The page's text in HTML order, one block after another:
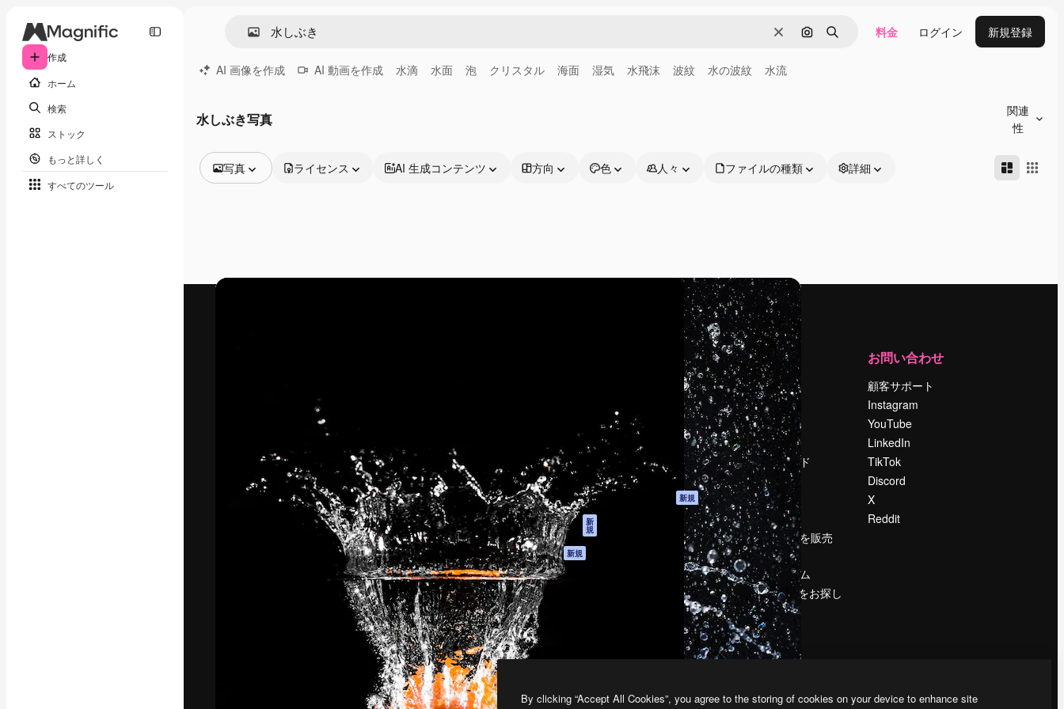
作成
ホーム
検索
ストック
もっと詳しく
すべてのツール
消去 画像で検索
検索 料金 ログイン 新規登録
AI 画像を作成 AI 動画を作成 水滴 水面 泡 クリスタル 海面 湿気 水飛沫 波紋 水の波紋 水流
水しぶき写真
関連
性
写真
動画
ライセンス AI 生成コンテンツ 方向 色 人々 ファイルの種類 詳細
ットフォーム。クリエイター、企業、代理
店、スタジオを含む100万人以上が利用して
日本語
AI 動画生成ツール
AI 音声合成ツール
ストックコンテン
ツ
Claude/ChatGPT
向けMCP
新
規
エージェント 新規
API
モバイルアプリ
すべてのMagnificツ
ール
ドキュメント
サポート
利用規約
プライバシーポリ
シー
新規
クッキーポリシー
トラストセンター
アフィリエイト
運営
料金
会社概要
Reviews
採用情報
検索トレンド
ブログ
イベント
Slidesgo
コンテンツを販売
する
プレスルーム
magnific.aiをお探し
ですか？
お問い合わせ
顧客サポート
Instagram
YouTube
LinkedIn
TikTok
Discord
X
Reddit
2026Freepik Company S.L.U.無断複写・転載を禁じます
By clicking “Accept All Cookies”, you agree to the storing of cookies on your device to enhance site